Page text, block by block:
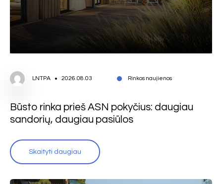
LNTPA 2026.08.03 Rinkos naujienos
Būsto rinka prieš ASN pokyčius: daugiau
sandorių, daugiau pasiūlos
Skaityti daugiau